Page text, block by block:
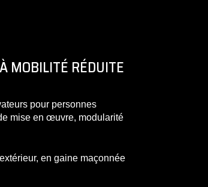
MOBILITÉ RÉDUITE
pour personnes
mise en œuvre, modularité
en gaine maçonnée